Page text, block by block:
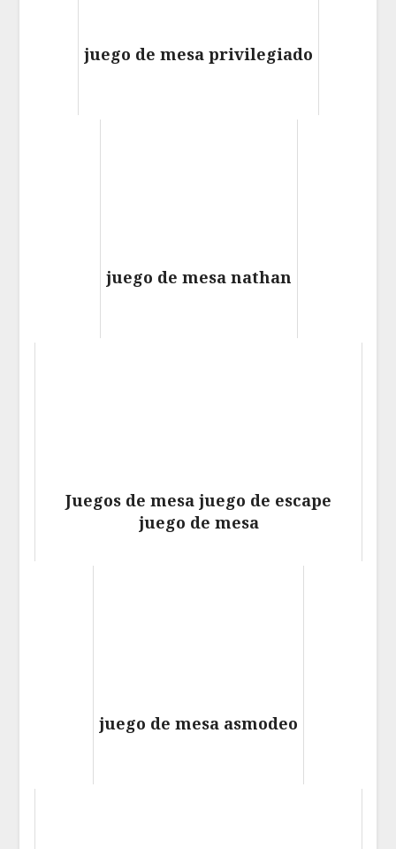
juego de mesa privilegiado
juego de mesa nathan
Juegos de mesa juego de escape
juego de mesa
juego de mesa asmodeo